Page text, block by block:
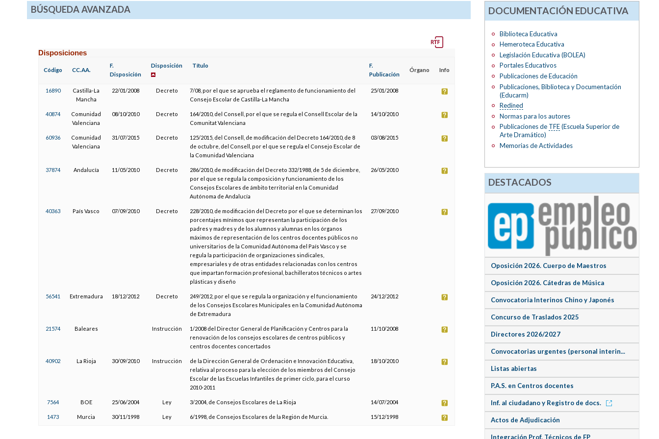
BÚSQUEDA AVANZADA
Disposiciones
Código CC.AA.
F.
Disposición
Disposición Título
F.
Publicación
Órgano Info
16890
Castilla-La
Mancha
22/01/2008 Decreto
7/08, por el que se aprueba el reglamento de funcionamiento del
Consejo Escolar de Castilla-La Mancha
25/01/2008
40874
Comunidad
Valenciana
08/10/2010 Decreto
164/2010, del Consell, por el que se regula el Consell Escolar de la
Comunitat Valenciana
14/10/2010
60936
Comunidad
Valenciana
31/07/2015 Decreto
125/2015, del Consell, de modificación del Decreto 164/2010, de 8
de octubre, del Consell, por el que se regula el Consejo Escolar de
la Comunidad Valenciana
03/08/2015
37874 Andalucía 11/05/2010 Decreto
286/2010, de modificación del Decreto 332/1988, de 5 de diciembre,
por el que se regula la composición y funcionamiento de los
Consejos Escolares de ámbito territorial en la Comunidad
Autónoma de Andalucía
26/05/2010
40363 País Vasco 07/09/2010 Decreto
228/2010, de modificación del Decreto por el que se determinan los
porcentajes mínimos que representan la participación de los
padres y madres y de los alumnos y alumnas en los órganos
máximos de representación de los centros docentes públicos no
universitarios de la Comunidad Autónoma del País Vasco y se
regula la participación de organizaciones sindicales,
empresariales y de otras entidades relacionadas con los centros
que impartan formación profesional, bachilleratos técnicos o artes
plásticas y diseño
27/09/2010
56541 Extremadura 18/12/2012 Decreto
249/2012, por el que se regula la organización y el funcionamiento
de los Consejos Escolares Municipales en la Comunidad Autónoma
de Extremadura
24/12/2012
21574 Baleares Instrucción
1/2008 del Director General de Planificación y Centros para la
renovación de los consejos escolares de centros públicos y
centros docentes concertados
11/10/2008
40902 La Rioja 30/09/2010 Instrucción
de la Dirección General de Ordenación e Innovación Educativa,
relativa al proceso para la elección de los miembros del Consejo
Escolar de las Escuelas Infantiles de primer ciclo, para el curso
2010-2011
18/10/2010
7564 BOE 25/06/2004 Ley 3/2004, de Consejos Escolares de La Rioja 14/07/2004
1473 Murcia 30/11/1998 Ley 6/1998, de Consejos Escolares de la Región de Murcia. 15/12/1998
DOCUMENTACIÓN EDUCATIVA
Biblioteca Educativa
Hemeroteca Educativa
Legislación Educativa (BOLEA)
Portales Educativos
Publicaciones de Educación
Publicaciones, Biblioteca y Documentación
(Educarm)
Redined
Normas para los autores
Publicaciones de TFE(Escuela Superior de
Arte Dramático)
Memorias de Actividades
DESTACADOS
Oposición 2026. Cuerpo de Maestros
Oposición 2026. Cátedras de Música
Convocatoria Interinos Chino y Japonés
Concurso de Traslados 2025
Directores 2026/2027
Convocatorias urgentes (personal interin...
Listas abiertas
P.A.S. en Centros docentes
Inf. al ciudadano y Registro de docs.
Actos de Adjudicación
Integración Prof. Técnicos de FP